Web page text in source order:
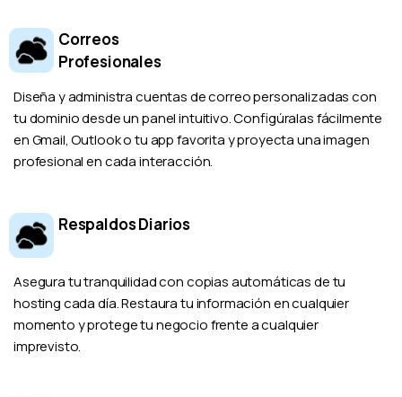
Correos
Profesionales
Diseña y administra cuentas de correo personalizadas con
tu dominio desde un panel intuitivo. Configúralas fácilmente
en Gmail, Outlook o tu app favorita y proyecta una imagen
profesional en cada interacción.
Respaldos Diarios
Asegura tu tranquilidad con copias automáticas de tu
hosting cada día. Restaura tu información en cualquier
momento y protege tu negocio frente a cualquier
imprevisto.